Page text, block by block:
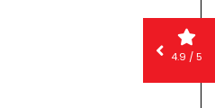
4.9 / 5